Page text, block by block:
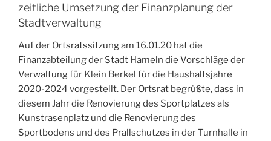
zeitliche Umsetzung der Finanzplanung der
Stadtverwaltung
Auf der Ortsratssitzung am 16.01.20 hat die
Finanzabteilung der Stadt Hameln die Vorschläge der
Verwaltung für Klein Berkel für die Haushaltsjahre
2020-2024 vorgestellt. Der Ortsrat begrüßte, dass in
diesem Jahr die Renovierung des Sportplatzes als
Kunstrasenplatz und die Renovierung des
Sportbodens und des Prallschutzes in der Turnhalle in